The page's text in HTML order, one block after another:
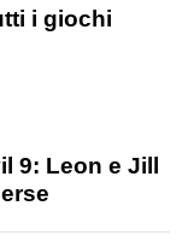
i giochi
9: Leon e Jill